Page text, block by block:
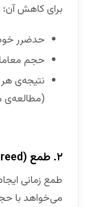
برای کاهش آن:
حدضرر
حجم
نتیجه‌ی هر
(مطالعه‌ی
۲. طمع (Greed)
طمع زمانی
می‌خواهد با